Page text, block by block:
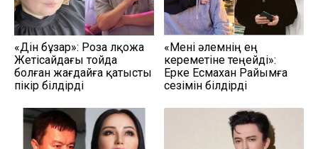
«Дін бұзар»: Роза Әлқожа
Жетісайдағы тойда
болған жағдайға қатысты
пікір білдірді
«Мені әлемнің ең
кереметіне теңейді»:
Ерке Есмахан Райымға
сезімін білдірді